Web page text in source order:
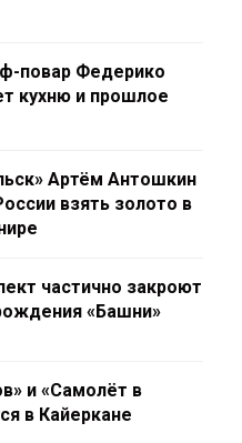
повар Федерико
кухню и прошлое
Артём Антошкин
взять золото в
частично закроют
«Башни»
и «Самолёт в
в Кайеркане